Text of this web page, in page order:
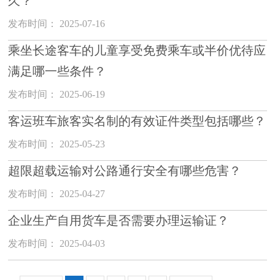
发布时间： 2025-07-16
乘坐长途客车的儿童享受免费乘车或半价优待应
满足哪一些条件？
发布时间： 2025-06-19
客运班车旅客实名制的有效证件类型包括哪些？
发布时间： 2025-05-23
超限超载运输对公路通行安全有哪些危害？
发布时间： 2025-04-27
企业生产自用货车是否需要办理运输证？
发布时间： 2025-04-03